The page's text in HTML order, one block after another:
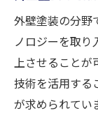
外壁塗装の分野
ノロジーを取
上させること
技術を活用する
が求められてい